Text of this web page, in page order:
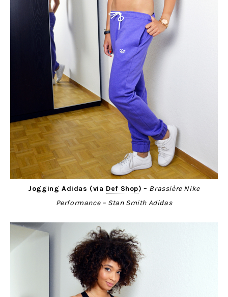
Jogging Adidas (via Def Shop) – Brassière Nike
Performance – Stan Smith Adidas